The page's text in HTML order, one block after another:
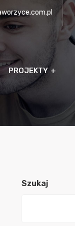
PROJEKTY
Szukaj